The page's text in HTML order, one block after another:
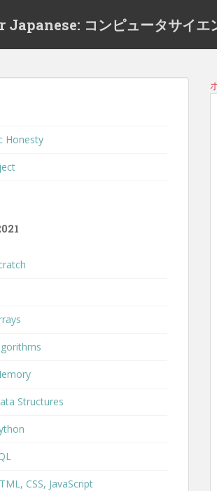
Japanese: コンピュータサイエ
Honesty
Structures
CSS, JavaScript